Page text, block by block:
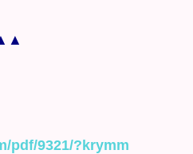
pdf/9321/?krymm